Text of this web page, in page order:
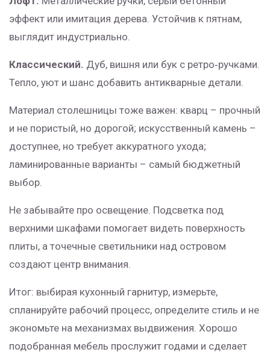
эффект или имитация дерева. Устойчив к пятнам,
выглядит индустриально.
Классический. Дуб, вишня или бук с ретро‑ручками.
Тепло, уют и шанс добавить антикварные детали.
Материал столешницы тоже важен: кварц – прочный
и не пористый, но дорогой; искусственный камень –
доступнее, но требует аккуратного ухода;
ламинированные варианты – самый бюджетный
выбор.
Не забывайте про освещение. Подсветка под
верхними шкафами помогает видеть поверхность
плиты, а точечные светильники над островом
создают центр внимания.
Итог: выбирая кухонный гарнитур, измерьте,
спланируйте рабочий процесс, определите стиль и не
экономьте на механизмах выдвижения. Хорошо
подобранная мебель прослужит годами и сделает